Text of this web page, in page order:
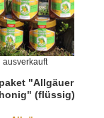
"Allgäuer
(flüssig)
ausverkauft